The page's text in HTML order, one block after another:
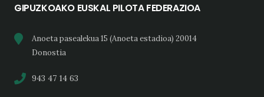
GIPUZKOAKO EUSKAL PILOTA FEDERAZIOA
Anoeta pasealekua 15 (Anoeta estadioa) 20014
Donostia
943 47 14 63